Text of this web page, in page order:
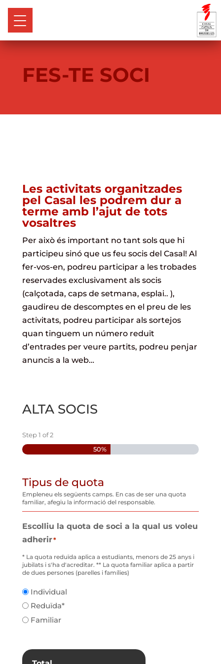
FES-TE SOCI
Les activitats organitzades
pel Casal les podrem dur a
terme amb l’ajut de tots
vosaltres
Per això és important no tant sols que hi
participeu sinó que us feu socis del Casal! Al
fer-vos-en, podreu participar a les trobades
reservades exclusivament als socis
(calçotada, caps de setmana, esplai.. ),
gaudireu de descomptes en el preu de les
activitats, podreu participar als sortejos
quan tinguem un número reduït
d’entrades per veure partits, podreu penjar
anuncis a la web…
ALTA SOCIS
Step1 of2
50%
Tipus de quota
Empleneu els següents camps. En cas de ser una quota
familiar, afegiu la informació del responsable.
Escolliu la quota de soci a la qual us voleu
adherir*
* La quota reduïda aplica a estudiants, menors de 25 anys i
jubilats i s'ha d'acreditar. ** La quota familiar aplica a partir
de dues persones (parelles i famílies)
Individual
Reduïda*
Familiar